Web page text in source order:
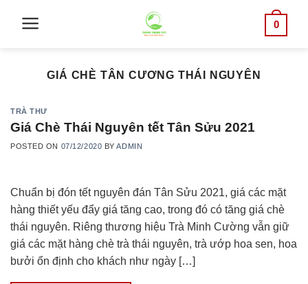
0
GIÁ CHÈ TÂN CƯƠNG THÁI NGUYÊN
TRÀ THƯ
Giá Chè Thái Nguyên tết Tân Sửu 2021
POSTED ON 07/12/2020 BYADMIN
Chuẩn bị đón tết nguyên đán Tân Sửu 2021, giá các mặt
hàng thiết yếu đẩy giá tăng cao, trong đó có tăng giá chè
thái nguyên. Riêng thương hiệu Trà Minh Cường vẫn giữ
giá các mặt hàng chè trà thái nguyên, trà ướp hoa sen, hoa
bưởi ổn định cho khách như ngày […]